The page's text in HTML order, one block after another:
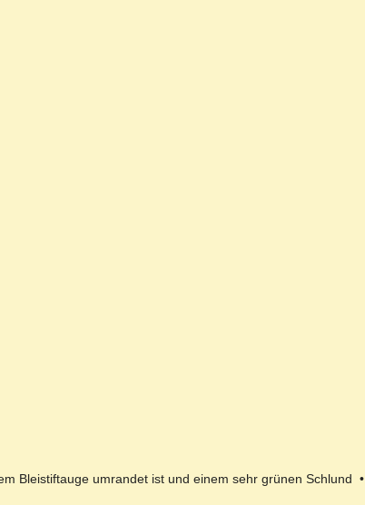
Bleistiftauge umrandet ist und einem sehr grünen Schlund •